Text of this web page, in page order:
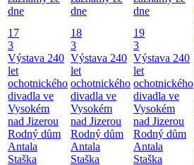
dne
dne
dne
17
3
Výstava 240
let
ochotnického
divadla ve
Vysokém
nad Jizerou
Rodný dům
Antala
Staška
18
3
Výstava 240
let
ochotnického
divadla ve
Vysokém
nad Jizerou
Rodný dům
Antala
Staška
19
3
Výstava 240
let
ochotnického
divadla ve
Vysokém
nad Jizerou
Rodný dům
Antala
Staška